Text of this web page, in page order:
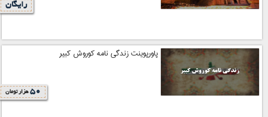
رایگان
پاورپوینت زندگی نامه کوروش کبیر
50 هزار تومان